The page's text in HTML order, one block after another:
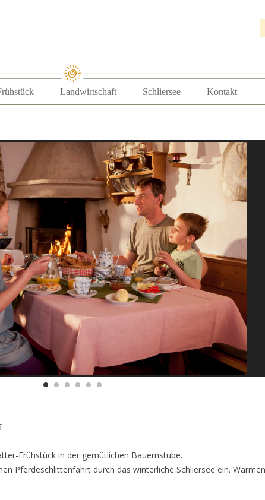
Zum Inhalt springen
Landwirtschaft Schliersee Kontakt
Frühstück in der gemütlichen Bauernstube.
Pferdeschlittenfahrt durch das winterliche Schliersee ein.